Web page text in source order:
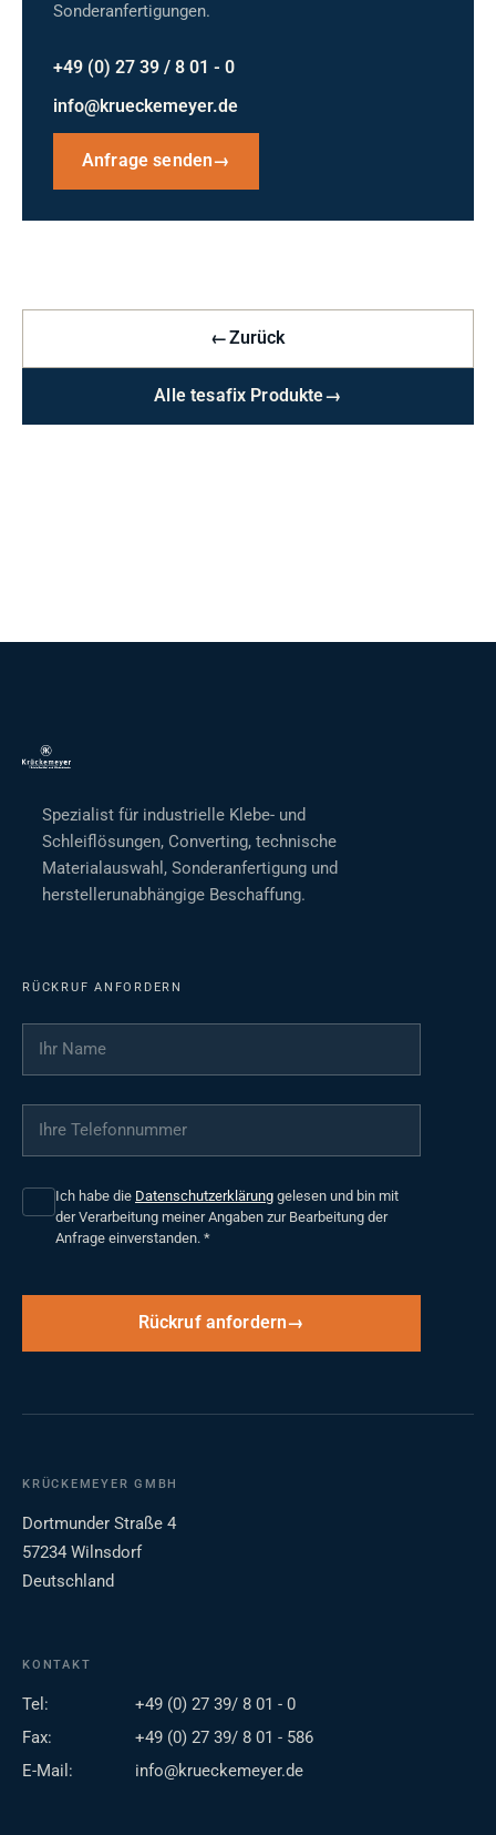
Sonderanfertigungen.
+49 (0) 27 39 / 8 01 - 0
info@krueckemeyer.de
Anfrage senden→
←Zurück
Alle tesafix Produkte→
Spezialist für industrielle Klebe- und
Schleiflösungen, Converting, technische
Materialauswahl, Sonderanfertigung und
herstellerunabhängige Beschaffung.
RÜCKRUF ANFORDERN
Ihr Name
Ihre Telefonnummer
Ich habe die Datenschutzerklärung gelesen und bin mit
der Verarbeitung meiner Angaben zur Bearbeitung der
Anfrage einverstanden. *
Rückruf anfordern
KRÜCKEMEYER GMBH
Dortmunder Straße 4
57234 Wilnsdorf
Deutschland
KONTAKT
Tel:
+49 (0) 27 39/ 8 01 - 0
Fax:
+49 (0) 27 39/ 8 01 - 586
E-Mail:
info@krueckemeyer.de